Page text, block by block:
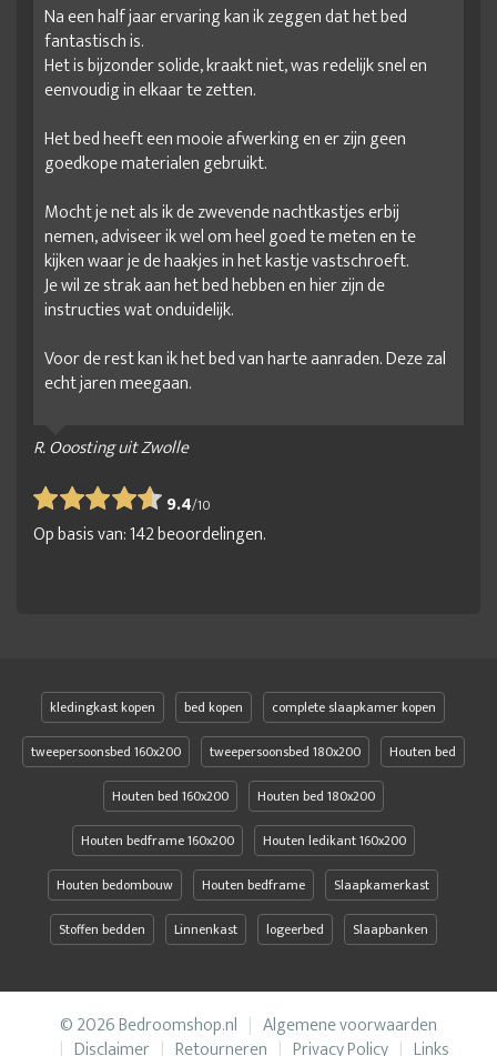
Na een half jaar ervaring kan ik zeggen dat het bed
fantastisch is.
Het is bijzonder solide, kraakt niet, was redelijk snel en
eenvoudig in elkaar te zetten.
Het bed heeft een mooie afwerking en er zijn geen
goedkope materialen gebruikt.
Mocht je net als ik de zwevende nachtkastjes erbij
nemen, adviseer ik wel om heel goed te meten en te
kijken waar je de haakjes in het kastje vastschroeft.
Je wil ze strak aan het bed hebben en hier zijn de
instructies wat onduidelijk.
Voor de rest kan ik het bed van harte aanraden. Deze zal
echt jaren meegaan.
R. Ooosting uit Zwolle
9.4/10
Op basis van:142beoordelingen.
kledingkast kopen bed kopen
complete slaapkamer kopen
tweepersoonsbed 160x200
tweepersoonsbed 180x200
Houten bed
Houten bed 160x200
Houten bed 180x200
Houten bedframe 160x200
Houten ledikant 160x200
Houten bedombouw
Houten bedframe
Slaapkamerkast
Stoffen bedden
Linnenkast logeerbed Slaapbanken
© 2026 Bedroomshop.nl
Algemene voorwaarden
Disclaimer
Retourneren Privacy Policy Links